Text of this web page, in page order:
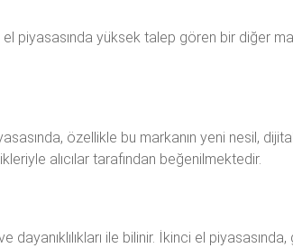
piyasasında yüksek talep gören bir diğer
özellikle bu markanın yeni nesil,
alıcılar tarafından beğenilmektedir.
dayanıklılıkları ile bilinir. İkinci el